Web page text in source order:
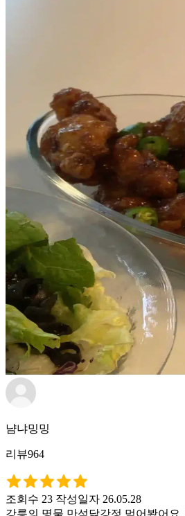
냠냐밍밍
리뷰964
조회수 23 작성일자 26.05.28
강릉의 명물 만석닭강정 먹어봤어